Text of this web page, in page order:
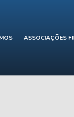
ASSOCIAÇÕES